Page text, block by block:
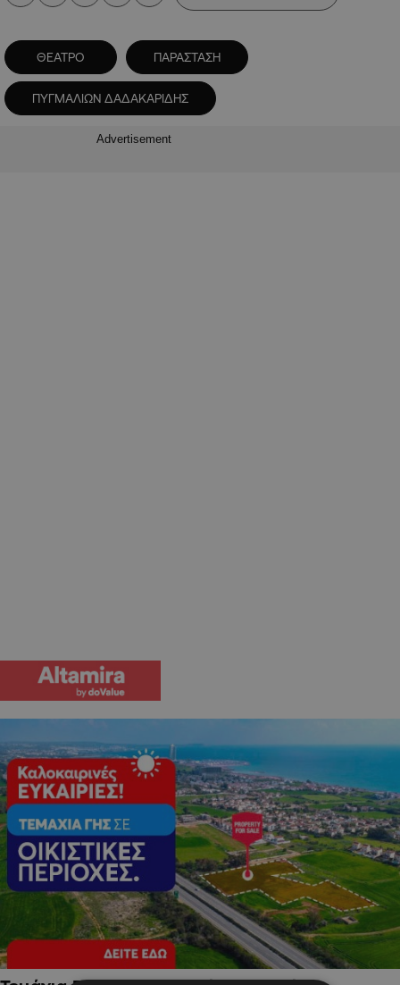
ΘΕΑΤΡΟ ΠΑΡΑΣΤΑΣΗ
ΠΥΓΜΑΛΙΩΝ ΔΑΔΑΚΑΡΙΔΗΣ
Advertisement